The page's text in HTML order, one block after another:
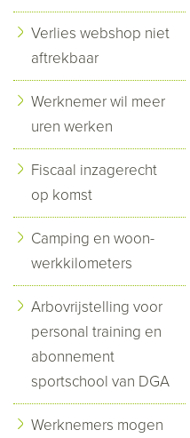
Verlies webshop niet
aftrekbaar
Werknemer wil meer
uren werken
Fiscaal inzagerecht
op komst
Camping en woon-
werkkilometers
Arbovrijstelling voor
personal training en
abonnement
sportschool van DGA
Werknemers mogen